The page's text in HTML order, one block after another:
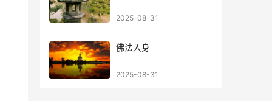
2025-08-31
佛法入身
2025-08-31